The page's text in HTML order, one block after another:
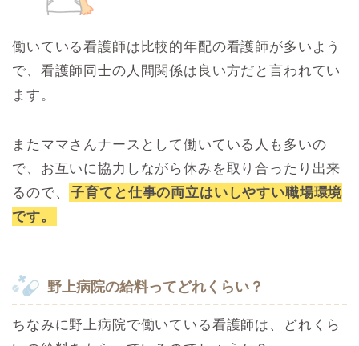
働いている看護師は比較的年配の看護師が多いよう
で、看護師同士の人間関係は良い方だと言われてい
ます。
またママさんナースとして働いている人も多いの
で、お互いに協力しながら休みを取り合ったり出来
るので、
子育てと仕事の両立はいしやすい職場環境
です。
野上病院の給料ってどれくらい？
ちなみに野上病院で働いている看護師は、どれくら